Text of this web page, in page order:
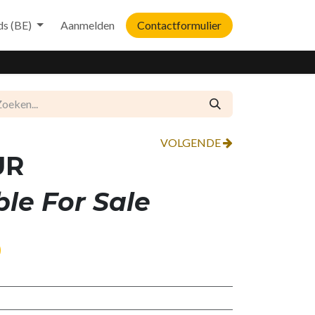
(BE) Aanmelden Contactformulier
VOLGENDE
For Sale